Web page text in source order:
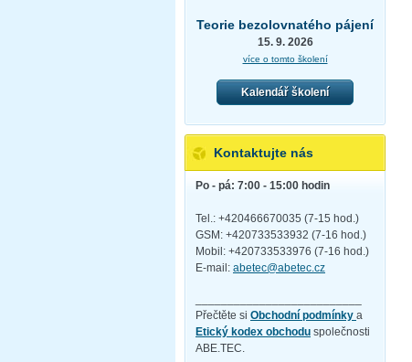
Teorie bezolovnatého pájení
15. 9. 2026
více o tomto školení
Kalendář školení
Kontaktujte nás
Po - pá: 7:00 - 15:00 hodin
Tel.: +420466670035 (7-15 hod.)
GSM: +420733533932 (7-16 hod.)
Mobil: +420733533976 (7-16 hod.)
E-mail: abetec@abetec.cz
Přečtěte si Obchodní podmínky a
Etický kodex obchodu společnosti
ABE.TEC.